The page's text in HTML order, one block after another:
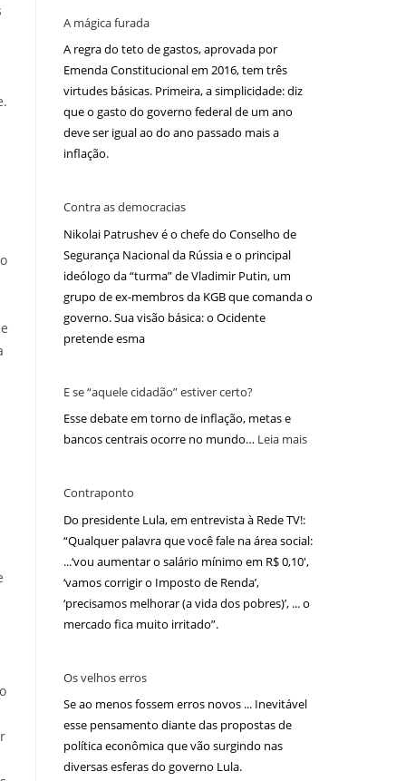
A mágica furada
A regra do teto de gastos, aprovada por
Emenda Constitucional em 2016, tem três
virtudes básicas. Primeira, a simplicidade: diz
que o gasto do governo federal de um ano
deve ser igual ao do ano passado mais a
inflação.
Contra as democracias
Nikolai Patrushev é o chefe do Conselho de
Segurança Nacional da Rússia e o principal
ideólogo da “turma” de Vladimir Putin, um
grupo de ex-membros da KGB que comanda o
governo. Sua visão básica: o Ocidente
pretende esma
E se “aquele cidadão” estiver certo?
Esse debate em torno de inflação, metas e
bancos centrais ocorre no mundo… Leia mais
Contraponto
Do presidente Lula, em entrevista à Rede TV!:
“Qualquer palavra que você fale na área social:
...‘vou aumentar o salário mínimo em R$ 0,10′,
‘vamos corrigir o Imposto de Renda’,
‘precisamos melhorar (a vida dos pobres)’, ... o
mercado fica muito irritado”.
Os velhos erros
Se ao menos fossem erros novos ... Inevitável
esse pensamento diante das propostas de
política econômica que vão surgindo nas
diversas esferas do governo Lula.